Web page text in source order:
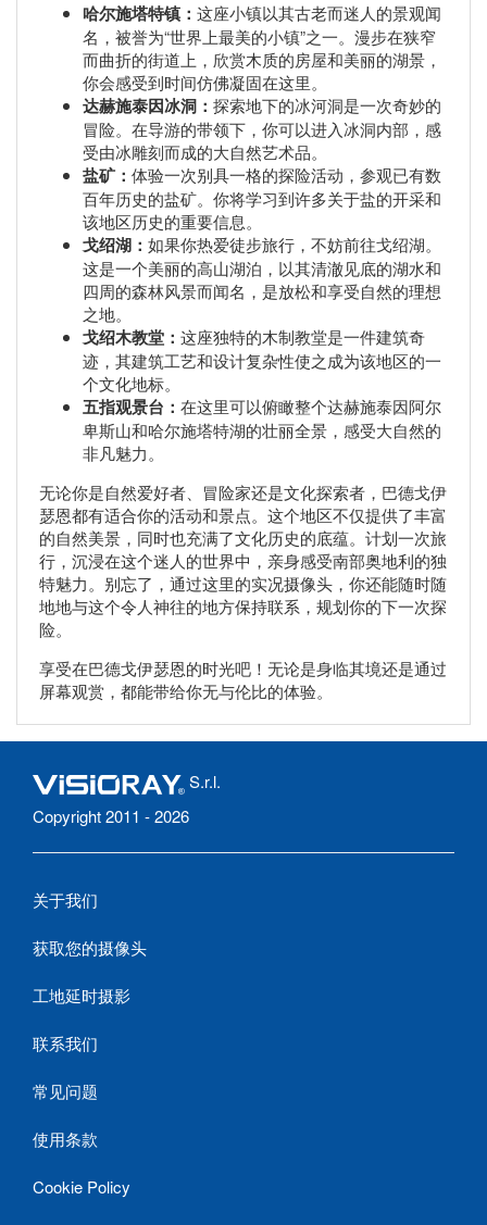
哈尔施塔特镇： 这座小镇以其古老而迷人的景观闻
名，被誉为“世界上最美的小镇”之一。漫步在狭窄
而曲折的街道上，欣赏木质的房屋和美丽的湖景，
你会感受到时间仿佛凝固在这里。
达赫施泰因冰洞： 探索地下的冰河洞是一次奇妙的
冒险。在导游的带领下，你可以进入冰洞内部，感
受由冰雕刻而成的大自然艺术品。
盐矿： 体验一次别具一格的探险活动，参观已有数
百年历史的盐矿。你将学习到许多关于盐的开采和
该地区历史的重要信息。
戈绍湖： 如果你热爱徒步旅行，不妨前往戈绍湖。
这是一个美丽的高山湖泊，以其清澈见底的湖水和
四周的森林风景而闻名，是放松和享受自然的理想
之地。
戈绍木教堂： 这座独特的木制教堂是一件建筑奇
迹，其建筑工艺和设计复杂性使之成为该地区的一
个文化地标。
五指观景台： 在这里可以俯瞰整个达赫施泰因阿尔
卑斯山和哈尔施塔特湖的壮丽全景，感受大自然的
非凡魅力。
无论你是自然爱好者、冒险家还是文化探索者，巴德戈伊
瑟恩都有适合你的活动和景点。这个地区不仅提供了丰富
的自然美景，同时也充满了文化历史的底蕴。计划一次旅
行，沉浸在这个迷人的世界中，亲身感受南部奥地利的独
特魅力。别忘了，通过这里的实况摄像头，你还能随时随
地地与这个令人神往的地方保持联系，规划你的下一次探
险。
享受在巴德戈伊瑟恩的时光吧！无论是身临其境还是通过
屏幕观赏，都能带给你无与伦比的体验。
S.r.l.
Copyright 2011 - 2026
关于我们
获取您的摄像头
工地延时摄影
联系我们
常见问题
使用条款
Cookie Policy